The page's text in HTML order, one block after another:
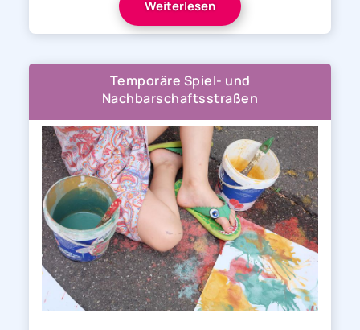
Weiterlesen
Temporäre Spiel- und
Nachbarschaftsstraßen